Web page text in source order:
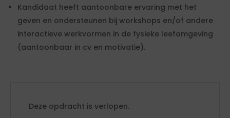
Kandidaat heeft aantoonbare ervaring met het
geven en ondersteunen bij workshops en/of andere
interactieve werkvormen in de fysieke leefomgeving
(aantoonbaar in cv en motivatie).
Deze opdracht is verlopen.